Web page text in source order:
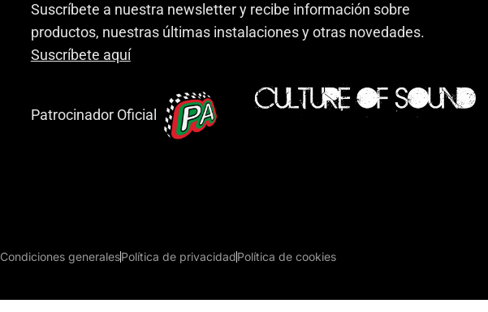
Suscríbete a nuestra newsletter y recibe información sobre
productos, nuestras últimas instalaciones y otras novedades.
Suscríbete aquí
Patrocinador Oficial
Condiciones generalesPolítica de privacidadPolítica de cookies